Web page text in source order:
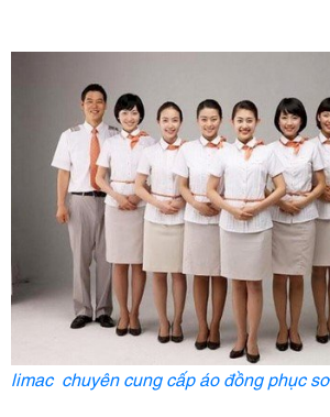
limac chuyên cung cấp áo đồng phục